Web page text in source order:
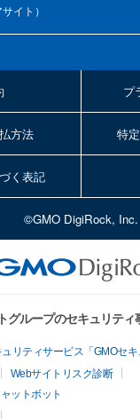
イト ）
プ
方法 特
く表記
©GMO DigiRock, Inc.
グループのセキュリティ
リティサービス「GMOセキ
Webサイトリスク診断
ットボット